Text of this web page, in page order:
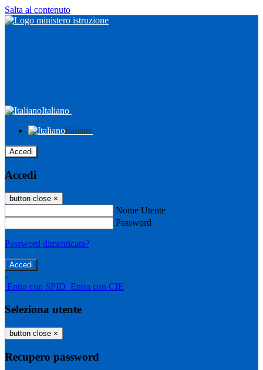
Salta al contenuto
Italiano
Italiano
Accedi
Accedi
button close ×
Nome Utente
Password
Password dimenticata?
-
Entra con SPID Entra con CIE
Seleziona utente
button close ×
Recupero password